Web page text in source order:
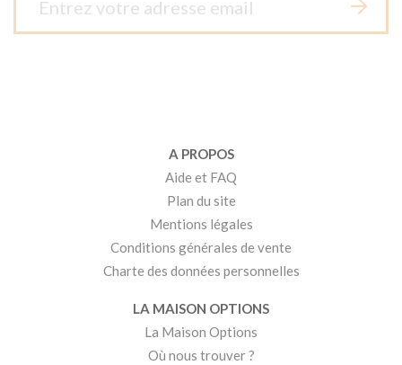
A PROPOS
Aide et FAQ
Plan du site
Mentions légales
Conditions générales de vente
Charte des données personnelles
LA MAISON OPTIONS
La Maison Options
Où nous trouver ?